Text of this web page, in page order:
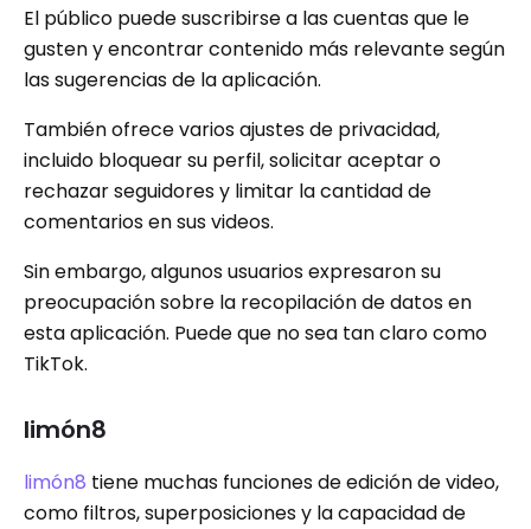
El público puede suscribirse a las cuentas que le
gusten y encontrar contenido más relevante según
las sugerencias de la aplicación.
También ofrece varios ajustes de privacidad,
incluido bloquear su perfil, solicitar aceptar o
rechazar seguidores y limitar la cantidad de
comentarios en sus videos.
Sin embargo, algunos usuarios expresaron su
preocupación sobre la recopilación de datos en
esta aplicación. Puede que no sea tan claro como
TikTok.
limón8
limón8 tiene muchas funciones de edición de video,
como filtros, superposiciones y la capacidad de